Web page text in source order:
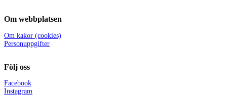
Om webbplatsen
Om kakor (cookies)
Personuppgifter
Följ oss
Facebook
Instagram